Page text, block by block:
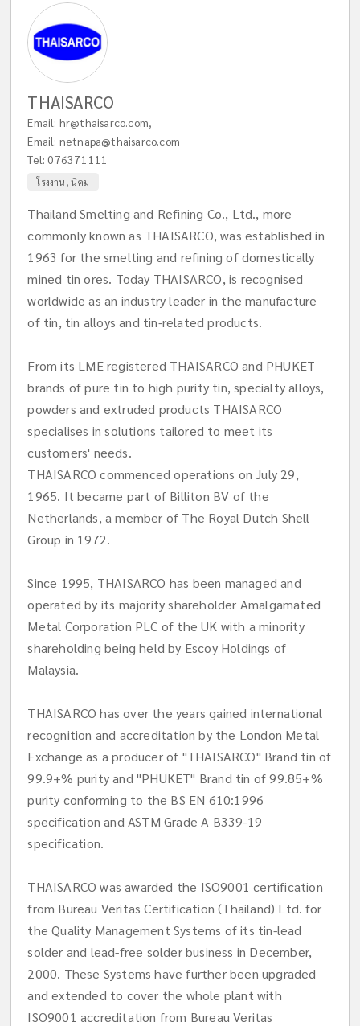
THAISARCO
Email: hr@thaisarco.com,
Email: netnapa@thaisarco.com
Tel:076371111
โรงงาน, นิคม
Thailand Smelting and Refining Co., Ltd., more
commonly known as THAISARCO, was established in
1963 for the smelting and refining of domestically
mined tin ores. Today THAISARCO, is recognised
worldwide as an industry leader in the manufacture
of tin, tin alloys and tin-related products.
From its LME registered THAISARCO and PHUKET
brands of pure tin to high purity tin, specialty alloys,
powders and extruded products THAISARCO
specialises in solutions tailored to meet its
customers' needs.
THAISARCO commenced operations on July 29,
1965. It became part of Billiton BV of the
Netherlands, a member of The Royal Dutch Shell
Group in 1972.
Since 1995, THAISARCO has been managed and
operated by its majority shareholder Amalgamated
Metal Corporation PLC of the UK with a minority
shareholding being held by Escoy Holdings of
Malaysia.
THAISARCO has over the years gained international
recognition and accreditation by the London Metal
Exchange as a producer of "THAISARCO" Brand tin of
99.9+% purity and "PHUKET" Brand tin of 99.85+%
purity conforming to the BS EN 610:1996
specification and ASTM Grade A B339-19
specification.
THAISARCO was awarded the ISO9001 certification
from Bureau Veritas Certification (Thailand) Ltd. for
the Quality Management Systems of its tin-lead
solder and lead-free solder business in December,
2000. These Systems have further been upgraded
and extended to cover the whole plant with
ISO9001 accreditation from Bureau Veritas